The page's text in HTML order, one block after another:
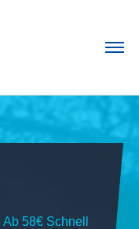
58€ Schnell